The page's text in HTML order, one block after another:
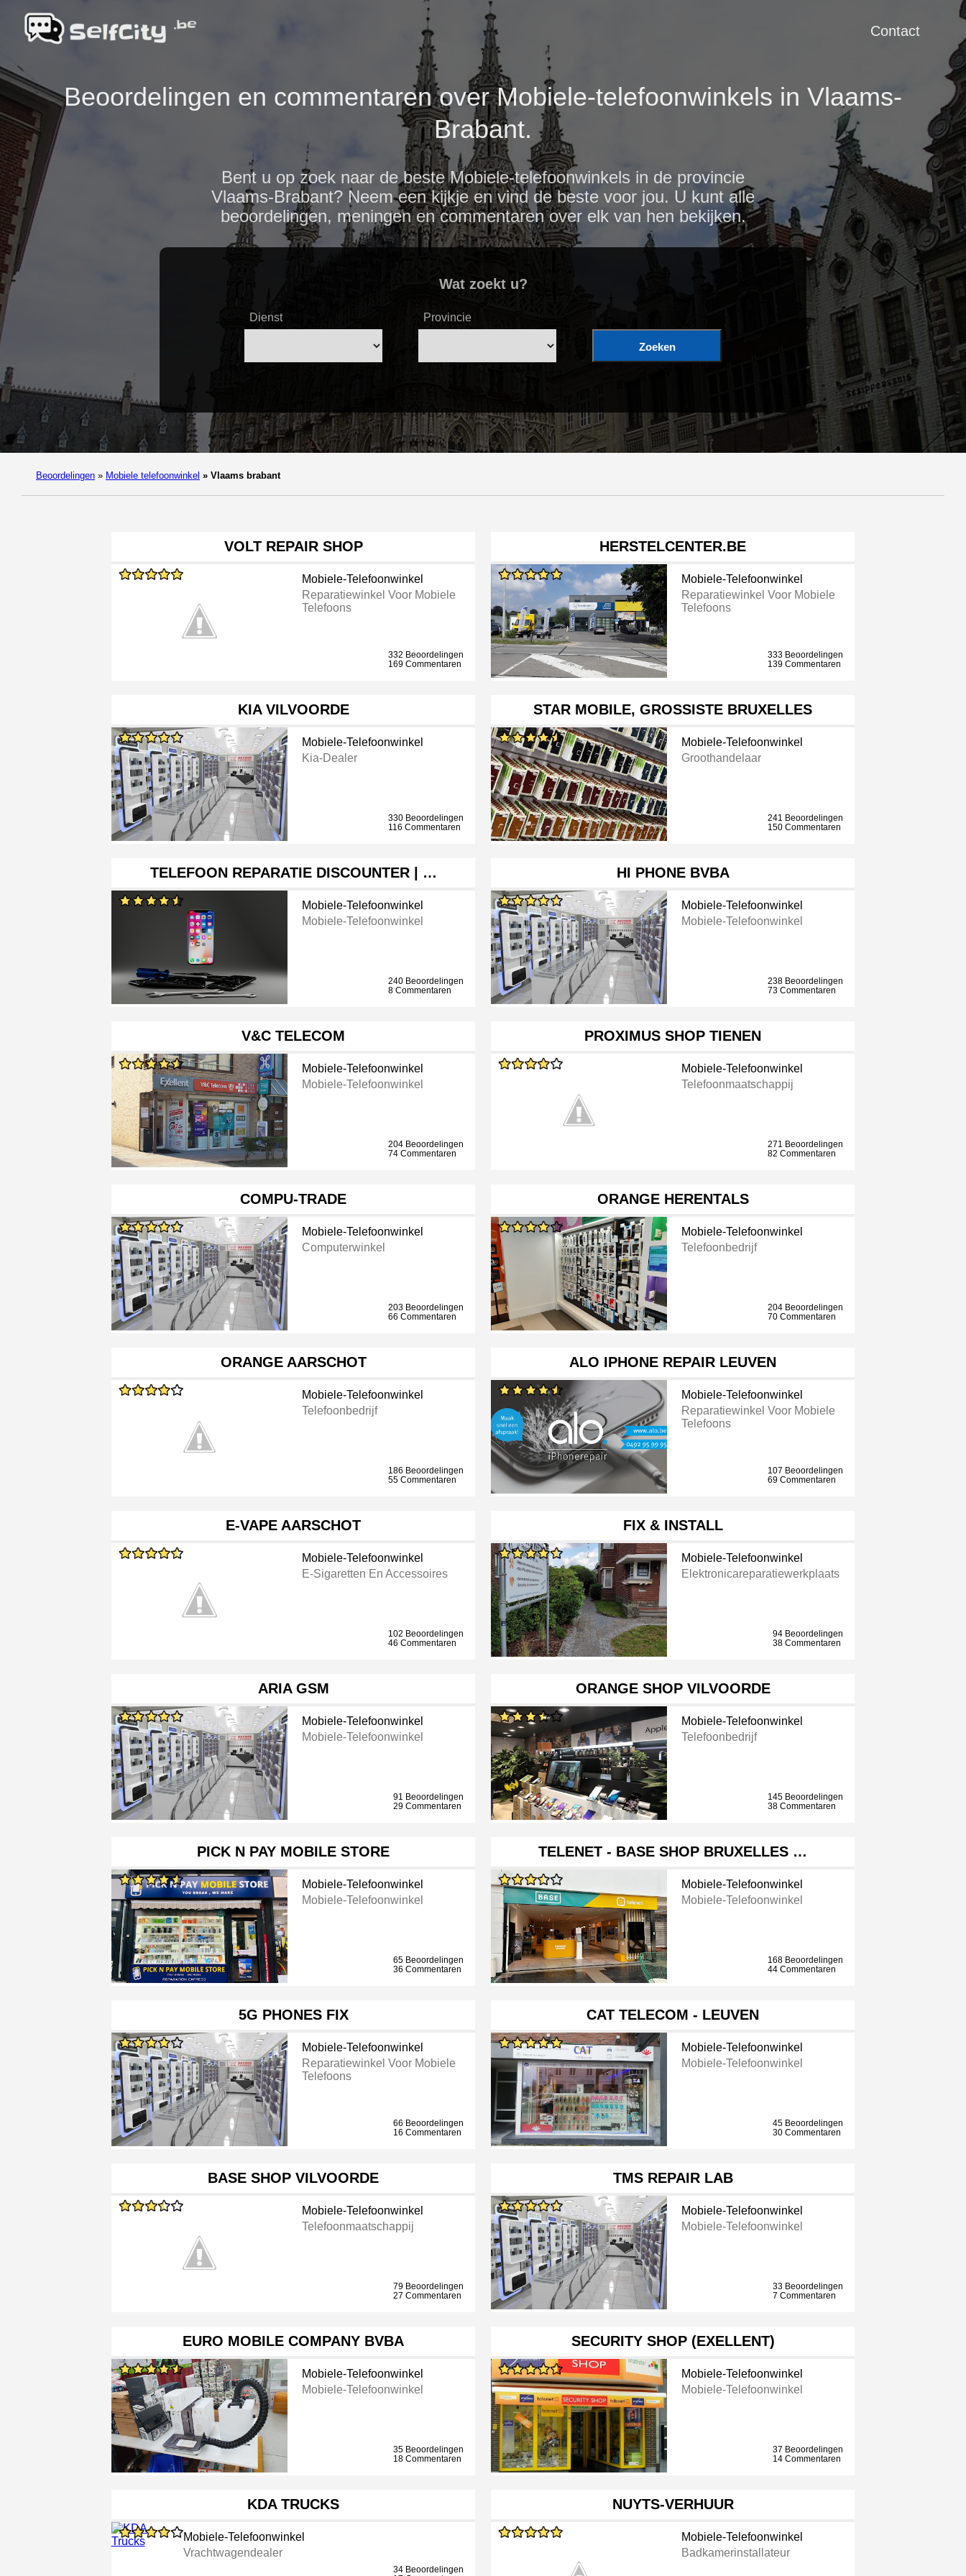
Contact
Beoordelingen en commentaren over Mobiele-telefoonwinkels in Vlaams-
Brabant.
Bent u op zoek naar de beste Mobiele-telefoonwinkels in de provincie
Vlaams-Brabant? Neem een kijkje en vind de beste voor jou. U kunt alle
beoordelingen, meningen en commentaren over elk van hen bekijken.
Wat zoekt u?
Dienst Provincie
Zoeken
Beoordelingen » Mobiele telefoonwinkel » Vlaams brabant
VOLT REPAIR SHOP
Mobiele-Telefoonwinkel
Reparatiewinkel Voor Mobiele
Telefoons
332 Beoordelingen
169 Commentaren
HERSTELCENTER.BE
Mobiele-Telefoonwinkel
Reparatiewinkel Voor Mobiele
Telefoons
333 Beoordelingen
139 Commentaren
KIA VILVOORDE
Mobiele-Telefoonwinkel
Kia-Dealer
330 Beoordelingen
116 Commentaren
STAR MOBILE, GROSSISTE BRUXELLES
Mobiele-Telefoonwinkel
Groothandelaar
241 Beoordelingen
150 Commentaren
TELEFOON REPARATIE DISCOUNTER | …
Mobiele-Telefoonwinkel
Mobiele-Telefoonwinkel
240 Beoordelingen
8 Commentaren
HI PHONE BVBA
Mobiele-Telefoonwinkel
Mobiele-Telefoonwinkel
238 Beoordelingen
73 Commentaren
V&C TELECOM
Mobiele-Telefoonwinkel
Mobiele-Telefoonwinkel
204 Beoordelingen
74 Commentaren
PROXIMUS SHOP TIENEN
Mobiele-Telefoonwinkel
Telefoonmaatschappij
271 Beoordelingen
82 Commentaren
COMPU-TRADE
Mobiele-Telefoonwinkel
Computerwinkel
203 Beoordelingen
66 Commentaren
ORANGE HERENTALS
Mobiele-Telefoonwinkel
Telefoonbedrijf
204 Beoordelingen
70 Commentaren
ORANGE AARSCHOT
Mobiele-Telefoonwinkel
Telefoonbedrijf
186 Beoordelingen
55 Commentaren
ALO IPHONE REPAIR LEUVEN
Mobiele-Telefoonwinkel
Reparatiewinkel Voor Mobiele
Telefoons
107 Beoordelingen
69 Commentaren
E-VAPE AARSCHOT
Mobiele-Telefoonwinkel
E-Sigaretten En Accessoires
102 Beoordelingen
46 Commentaren
FIX & INSTALL
Mobiele-Telefoonwinkel
Elektronicareparatiewerkplaats
94 Beoordelingen
38 Commentaren
ARIA GSM
Mobiele-Telefoonwinkel
Mobiele-Telefoonwinkel
91 Beoordelingen
29 Commentaren
ORANGE SHOP VILVOORDE
Mobiele-Telefoonwinkel
Telefoonbedrijf
145 Beoordelingen
38 Commentaren
PICK N PAY MOBILE STORE
Mobiele-Telefoonwinkel
Mobiele-Telefoonwinkel
65 Beoordelingen
36 Commentaren
TELENET - BASE SHOP BRUXELLES …
Mobiele-Telefoonwinkel
Mobiele-Telefoonwinkel
168 Beoordelingen
44 Commentaren
5G PHONES FIX
Mobiele-Telefoonwinkel
Reparatiewinkel Voor Mobiele
Telefoons
66 Beoordelingen
16 Commentaren
CAT TELECOM - LEUVEN
Mobiele-Telefoonwinkel
Mobiele-Telefoonwinkel
45 Beoordelingen
30 Commentaren
BASE SHOP VILVOORDE
Mobiele-Telefoonwinkel
Telefoonmaatschappij
79 Beoordelingen
27 Commentaren
TMS REPAIR LAB
Mobiele-Telefoonwinkel
Mobiele-Telefoonwinkel
33 Beoordelingen
7 Commentaren
EURO MOBILE COMPANY BVBA
Mobiele-Telefoonwinkel
Mobiele-Telefoonwinkel
35 Beoordelingen
18 Commentaren
SECURITY SHOP (EXELLENT)
Mobiele-Telefoonwinkel
Mobiele-Telefoonwinkel
37 Beoordelingen
14 Commentaren
KDA TRUCKS
Mobiele-Telefoonwinkel
Vrachtwagendealer
34 Beoordelingen
NUYTS-VERHUUR
Mobiele-Telefoonwinkel
Badkamerinstallateur